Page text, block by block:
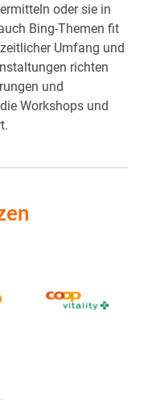
oder sie in
Bing-Themen fit
Umfang und
richten
und
Workshops und